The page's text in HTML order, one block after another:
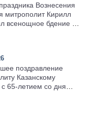
Вознесения
митрополит Кирилл
всенощное бдение в
поздравление
Казанскому
65-летием со дня